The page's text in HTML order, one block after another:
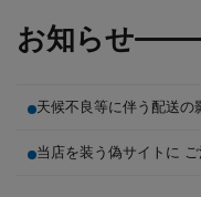
お知らせ
天候不良等に伴う配送の
当店を装う偽サイトに